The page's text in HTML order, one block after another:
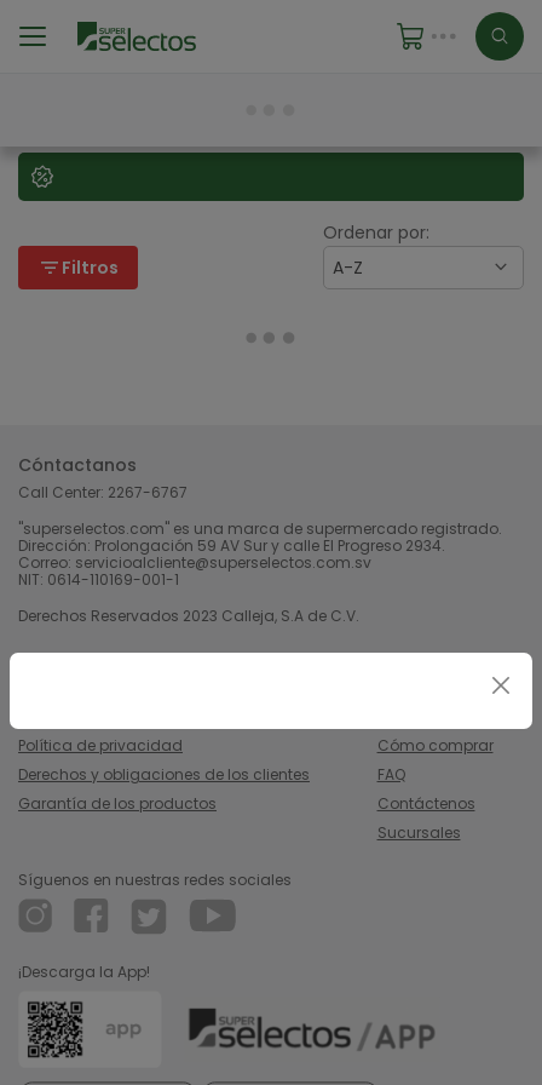
filter_list Filtros
Ordenar por:
A-Z
Cóntactanos
Call Center: 2267-6767
"superselectos.com" es una marca de supermercado registrado.
Dirección: Prolongación 59 AV Sur y calle El Progreso 2934.
Correo: servicioalcliente@superselectos.com.sv
NIT: 0614-110169-001-1
Derechos Reservados 2023 Calleja, S.A de C.V.
Política de privacidad
Derechos y obligaciones de los clientes
Garantía de los productos
Cómo comprar
FAQ
Contáctenos
Sucursales
Síguenos en nuestras redes sociales
¡Descarga la App!